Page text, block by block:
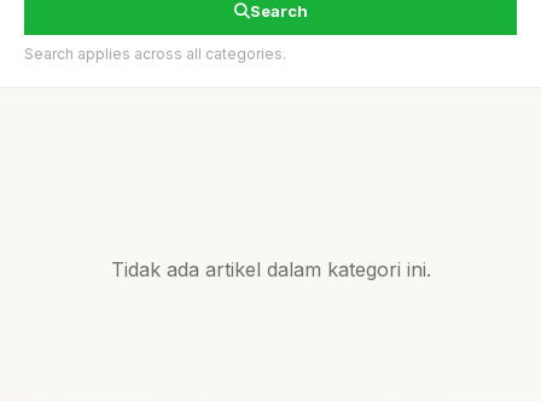
Search
Search applies across all categories.
Tidak ada artikel dalam kategori ini.